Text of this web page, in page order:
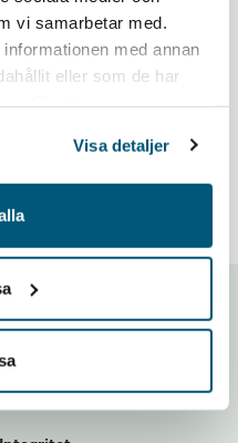
vi samarbetar med.
med annan
eller som de har
Visa detaljer
in